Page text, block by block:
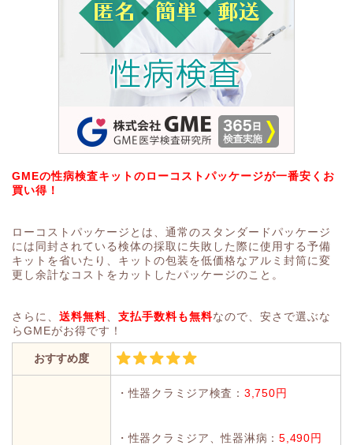
GMEの性病検査キットのローコストパッケージが一番安くお
買い得！
ローコストパッケージとは、通常のスタンダードパッケージ
には同封されている検体の採取に失敗した際に使用する予備
キットを省いたり、キットの包装を低価格なアルミ封筒に変
更し余計なコストをカットしたパッケージのこと。
さらに、 送料無料 支払手数料も無料なので、安さで選ぶな
らGMEがお得です！
おすすめ度
・性器クラミジア検査： 3,750円
・性器クラミジア、性器淋病：5,490円